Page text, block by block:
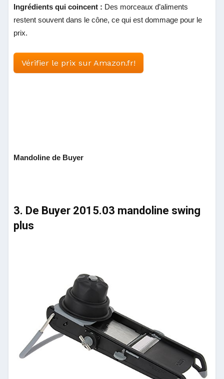
Ingrédients qui coincent : Des morceaux d’aliments
restent souvent dans le cône, ce qui est dommage pour le
prix.
Vérifier le prix sur Amazon.fr!
Mandoline de Buyer
3. De Buyer 2015.03 mandoline swing
plus